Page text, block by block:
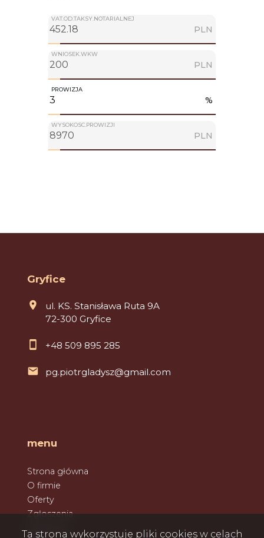
VAT.OD.TAKSY.NOTARIALNEJ
PLN
WNIOSEK.WKW
PLN
PROWIZJA
%
WYSOKOSC.PROWIZJI
PLN
Gryfice
ul. KS. Stanisława Ruta 9A
72-300 Gryfice
+48 509 895 285
pg.piotrgladysz@gmail.com
menu
Strona główna
O firmie
Oferty
Zgłoszenia
Ta strona wykorzystuje pliki cookies w celach